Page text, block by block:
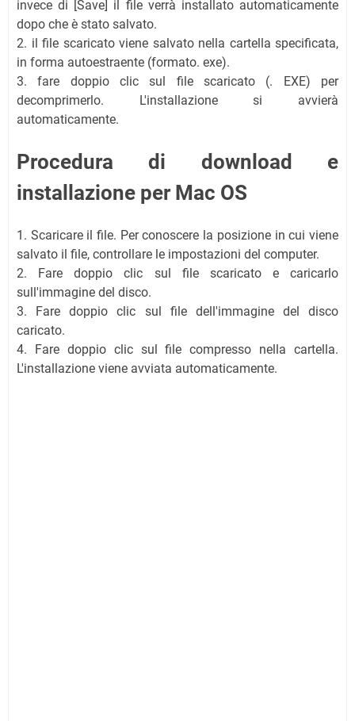
invece di [Save] il file verrà installato automaticamente
dopo che è stato salvato.
2. il file scaricato viene salvato nella cartella specificata,
in forma autoestraente (formato. exe).
3. fare doppio clic sul file scaricato (. EXE) per
decomprimerlo. L'installazione si avvierà
automaticamente.
Procedura di download e
installazione per Mac OS
1. Scaricare il file. Per conoscere la posizione in cui viene
salvato il file, controllare le impostazioni del computer.
2. Fare doppio clic sul file scaricato e caricarlo
sull'immagine del disco.
3. Fare doppio clic sul file dell'immagine del disco
caricato.
4. Fare doppio clic sul file compresso nella cartella.
L'installazione viene avviata automaticamente.